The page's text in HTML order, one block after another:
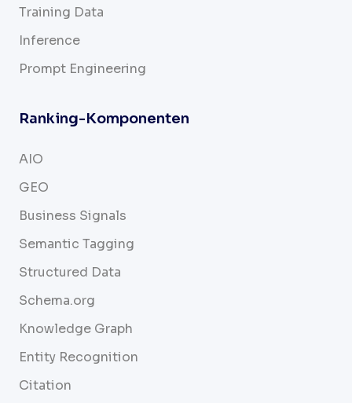
Training Data
Inference
Prompt Engineering
Ranking-Komponenten
AIO
GEO
Business Signals
Semantic Tagging
Structured Data
Schema.org
Knowledge Graph
Entity Recognition
Citation